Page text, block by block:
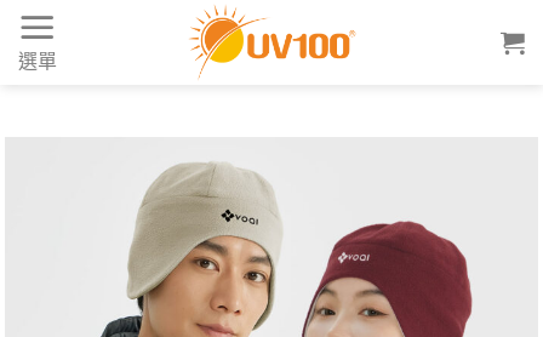
Skip
content
選單